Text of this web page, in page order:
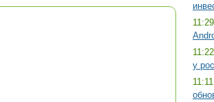
11:29
11:22
у
11:11